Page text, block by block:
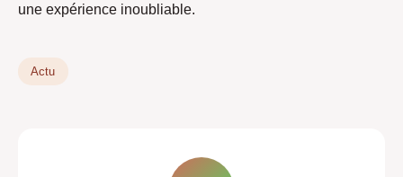
une expérience inoubliable.
Actu